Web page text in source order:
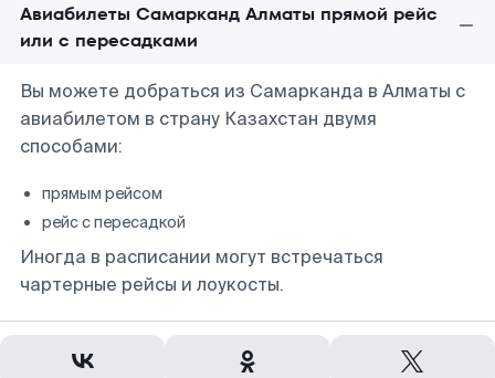
Авиабилеты Самарканд Алматы прямой рейс
или с пересадками
Вы можете добраться из Самарканда в Алматы с
авиабилетом в страну Казахстан двумя
способами:
прямым рейсом
рейс с пересадкой
Иногда в расписании могут встречаться
чартерные рейсы и лоукосты.